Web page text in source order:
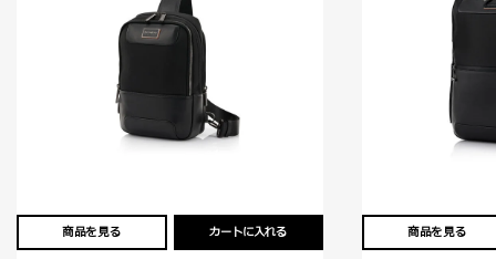
商品を見る カートに入れる 商品を見る